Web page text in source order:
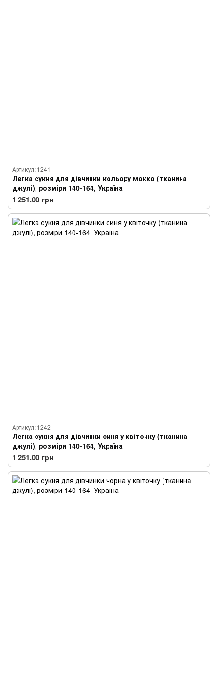
Артикул: 1241
Легка сукня для дівчинки кольору мокко (тканина
джулі), розміри 140-164, Україна
1 251.00 грн
Артикул: 1242
Легка сукня для дівчинки синя у квіточку (тканина
джулі), розміри 140-164, Україна
1 251.00 грн